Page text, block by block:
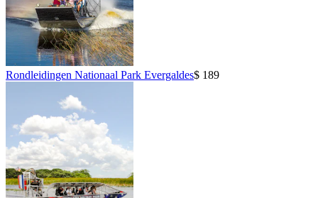
Rondleidingen Nationaal Park Evergaldes$ 189